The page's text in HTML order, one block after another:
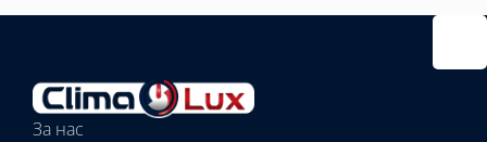
Избрани
вътрешни
тела:За нас